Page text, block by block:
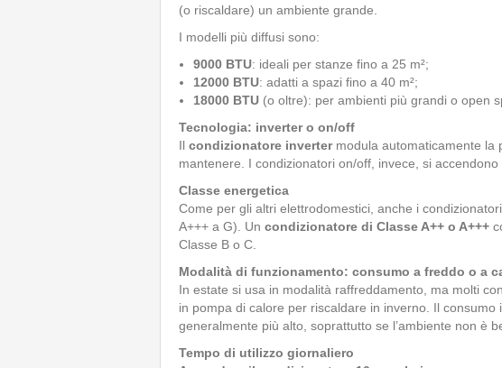
(o riscaldare) un ambiente grande.
I modelli più diffusi sono:
9000 BTU: ideali per stanze fino a 25 m²;
12000 BTU: adatti a spazi fino a 40 m²;
18000 BTU (o oltre): per ambienti più grandi o open
Tecnologia: inverter o on/off
Il condizionatore invertermodula automaticamente la
mantenere. I condizionatori on/off, invece, si accendono
Classe energetica
Come per gli altri elettrodomestici, anche i
A+++ a G). Un condizionatore di Classe A++ o A+++
Classe B o C.
Modalità di funzionamento: consumo a freddo o a
In estate si usa in modalità raffreddamento, ma molti
in pompa di calore per riscaldare in inverno. Il consumo
generalmente più alto, soprattutto se l’ambiente non è
Tempo di utilizzo giornaliero